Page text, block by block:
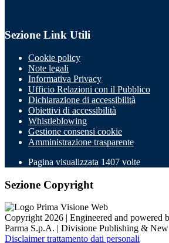
Sezione Link Utili
Cookie policy
Note legali
Informativa Privacy
Ufficio Relazioni con il Pubblico
Dichiarazione di accessibilità
Obiettivi di accessibilità
Whistleblowing
Gestione consensi cookie
Amministrazione trasparente
Pagina visualizzata 1407 volte
Sezione Copyright
Copyright 2026 | Engineered and powered
Parma S.p.A. | Divisione Publishing &
Disclaimer trattamento dati personali